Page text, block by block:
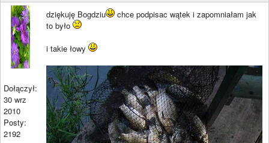
Dołączył:
30 wrz
2010
Posty:
2192
dziękuję Bogdziu
chce podpisac wątek i zapomniałam jak
to było
i takie łowy